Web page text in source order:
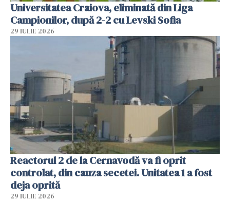
Universitatea Craiova, eliminată din Liga
Campionilor, după 2-2 cu Levski Sofia
29 IULIE 2026
Reactorul 2 de la Cernavodă va fi oprit
controlat, din cauza secetei. Unitatea 1 a fost
deja oprită
29 IULIE 2026